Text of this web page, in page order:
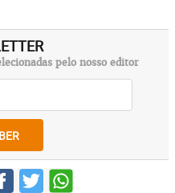
pelo nosso editor